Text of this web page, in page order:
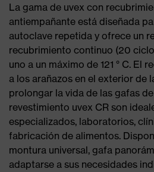
La gama de uvex con
antiempañante está diseñada
autoclave repetida y ofrece un
recubrimiento continuo (20
uno a un máximo de 121 ° C. El
a los arañazos en el exterior de
prolongar la vida de las gafas
revestimiento uvex CR son
especializados, laboratorios,
fabricación de alimentos.
montura universal, gafa
adaptarse a sus necesidades